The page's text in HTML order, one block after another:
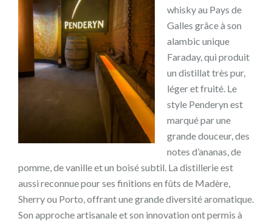
whisky au Pays de
Galles grâce à son
alambic unique
Faraday, qui produit
un distillat très pur,
léger et fruité. Le
style Penderyn est
marqué par une
grande douceur, des
notes d’ananas, de
pomme, de vanille et un boisé subtil. La distillerie est
aussi reconnue pour ses finitions en fûts de Madère,
Sherry ou Porto, offrant une grande diversité aromatique.
Son approche artisanale et son innovation ont permis à